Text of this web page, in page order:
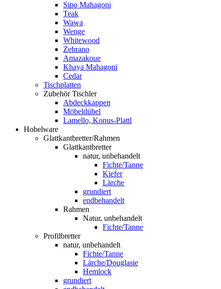
Sipo Mahagoni
Teak
Wawa
Wenge
Whitewood
Zebrano
Amazakoue
Khaya Mahagoni
Cedar
Tischplatten
Zubehör Tischler
Abdeckkappen
Möbeldübel
Lamello, Konus-Plattl
Hobelware
Glattkantbretter/Rahmen
Glattkantbretter
natur, unbehandelt
Fichte/Tanne
Kiefer
Lärche
grundiert
endbehandelt
Rahmen
Natur, unbehandelt
Fichte/Tanne
Profilbretter
natur, unbehandelt
Fichte/Tanne
Lärche/Douglasie
Hemlock
grundiert